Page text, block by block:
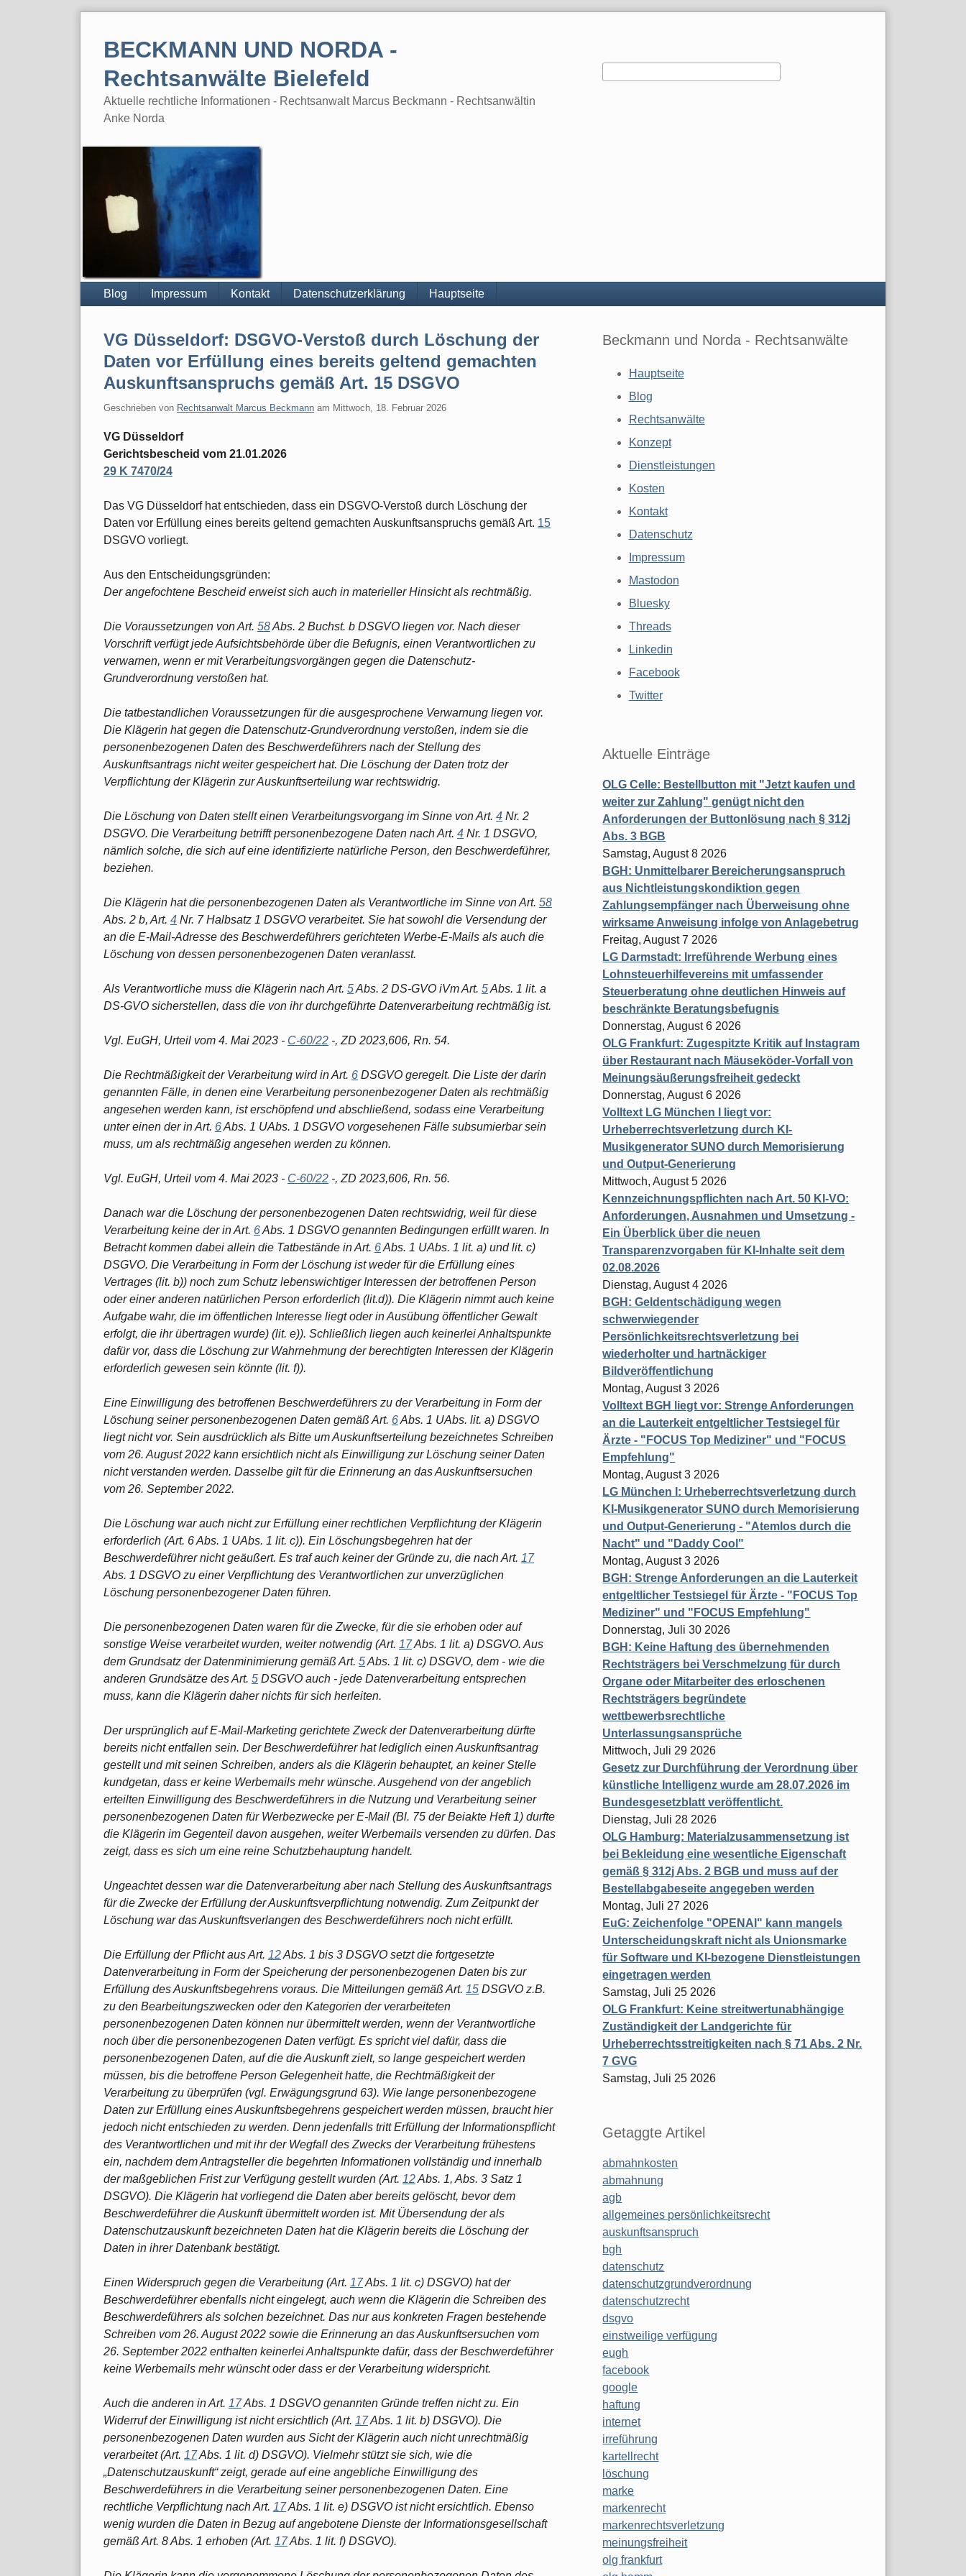
BECKMANN UND NORDA -
Rechtsanwälte Bielefeld
Aktuelle rechtliche Informationen - Rechtsanwalt Marcus Beckmann - Rechtsanwältin
Anke Norda
Blog Impressum Kontakt Datenschutzerklärung Hauptseite
VG Düsseldorf: DSGVO-Verstoß durch Löschung der
Daten vor Erfüllung eines bereits geltend gemachten
Auskunftsanspruchs gemäß Art. 15 DSGVO
Geschrieben von Rechtsanwalt Marcus Beckmann am Mittwoch, 18. Februar 2026
VG Düsseldorf
Gerichtsbescheid vom 21.01.2026
29 K 7470/24
Das VG Düsseldorf hat entschieden, dass ein DSGVO-Verstoß durch Löschung der
Daten vor Erfüllung eines bereits geltend gemachten Auskunftsanspruchs gemäß Art. 15
DSGVO vorliegt.
Aus den Entscheidungsgründen:
Der angefochtene Bescheid erweist sich auch in materieller Hinsicht als rechtmäßig.
Die Voraussetzungen von Art. 58Abs. 2 Buchst. b DSGVO liegen vor. Nach dieser
Vorschrift verfügt jede Aufsichtsbehörde über die Befugnis, einen Verantwortlichen zu
verwarnen, wenn er mit Verarbeitungsvorgängen gegen die Datenschutz-
Grundverordnung verstoßen hat.
Die tatbestandlichen Voraussetzungen für die ausgesprochene Verwarnung liegen vor.
Die Klägerin hat gegen die Datenschutz-Grundverordnung verstoßen, indem sie die
personenbezogenen Daten des Beschwerdeführers nach der Stellung des
Auskunftsantrags nicht weiter gespeichert hat. Die Löschung der Daten trotz der
Verpflichtung der Klägerin zur Auskunftserteilung war rechtswidrig.
Die Löschung von Daten stellt einen Verarbeitungsvorgang im Sinne von Art. 4 Nr. 2
DSGVO. Die Verarbeitung betrifft personenbezogene Daten nach Art. 4 Nr. 1 DSGVO,
nämlich solche, die sich auf eine identifizierte natürliche Person, den Beschwerdeführer,
beziehen.
Die Klägerin hat die personenbezogenen Daten als Verantwortliche im Sinne von Art. 58
Abs. 2 b, Art. 4 Nr. 7 Halbsatz 1 DSGVO verarbeitet. Sie hat sowohl die Versendung der
an die E-Mail-Adresse des Beschwerdeführers gerichteten Werbe-E-Mails als auch die
Löschung von dessen personenbezogenen Daten veranlasst.
Als Verantwortliche muss die Klägerin nach Art. 5Abs. 2 DS-GVO iVm Art. 5Abs. 1 lit. a
DS-GVO sicherstellen, dass die von ihr durchgeführte Datenverarbeitung rechtmäßig ist.
Vgl. EuGH, Urteil vom 4. Mai 2023 - C-60/22 -, ZD 2023,606, Rn. 54.
Die Rechtmäßigkeit der Verarbeitung wird in Art. 6 DSGVO geregelt. Die Liste der darin
genannten Fälle, in denen eine Verarbeitung personenbezogener Daten als rechtmäßig
angesehen werden kann, ist erschöpfend und abschließend, sodass eine Verarbeitung
unter einen der in Art. 6Abs. 1 UAbs. 1 DSGVO vorgesehenen Fälle subsumierbar sein
muss, um als rechtmäßig angesehen werden zu können.
Vgl. EuGH, Urteil vom 4. Mai 2023 - C-60/22 -, ZD 2023,606, Rn. 56.
Danach war die Löschung der personenbezogenen Daten rechtswidrig, weil für diese
Verarbeitung keine der in Art. 6Abs. 1 DSGVO genannten Bedingungen erfüllt waren. In
Betracht kommen dabei allein die Tatbestände in Art. 6Abs. 1 UAbs. 1 lit. a) und lit. c)
DSGVO. Die Verarbeitung in Form der Löschung ist weder für die Erfüllung eines
Vertrages (lit. b)) noch zum Schutz lebenswichtiger Interessen der betroffenen Person
oder einer anderen natürlichen Person erforderlich (lit.d)). Die Klägerin nimmt auch keine
Aufgabe wahr, die im öffentlichen Interesse liegt oder in Ausübung öffentlicher Gewalt
erfolgt, die ihr übertragen wurde) (lit. e)). Schließlich liegen auch keinerlei Anhaltspunkte
dafür vor, dass die Löschung zur Wahrnehmung der berechtigten Interessen der Klägerin
erforderlich gewesen sein könnte (lit. f)).
Eine Einwilligung des betroffenen Beschwerdeführers zu der Verarbeitung in Form der
Löschung seiner personenbezogenen Daten gemäß Art. 6Abs. 1 UAbs. lit. a) DSGVO
liegt nicht vor. Sein ausdrücklich als Bitte um Auskunftserteilung bezeichnetes Schreiben
vom 26. August 2022 kann ersichtlich nicht als Einwilligung zur Löschung seiner Daten
nicht verstanden werden. Dasselbe gilt für die Erinnerung an das Auskunftsersuchen
vom 26. September 2022.
Die Löschung war auch nicht zur Erfüllung einer rechtlichen Verpflichtung der Klägerin
erforderlich (Art. 6 Abs. 1 UAbs. 1 lit. c)). Ein Löschungsbegehren hat der
Beschwerdeführer nicht geäußert. Es traf auch keiner der Gründe zu, die nach Art. 17
Abs. 1 DSGVO zu einer Verpflichtung des Verantwortlichen zur unverzüglichen
Löschung personenbezogener Daten führen.
Die personenbezogenen Daten waren für die Zwecke, für die sie erhoben oder auf
sonstige Weise verarbeitet wurden, weiter notwendig (Art. 17Abs. 1 lit. a) DSGVO. Aus
dem Grundsatz der Datenminimierung gemäß Art. 5Abs. 1 lit. c) DSGVO, dem - wie die
anderen Grundsätze des Art. 5 DSGVO auch - jede Datenverarbeitung entsprechen
muss, kann die Klägerin daher nichts für sich herleiten.
Der ursprünglich auf E-Mail-Marketing gerichtete Zweck der Datenverarbeitung dürfte
bereits nicht entfallen sein. Der Beschwerdeführer hat lediglich einen Auskunftsantrag
gestellt und mit seinen Schreiben, anders als die Klägerin behauptet, an keiner Stelle
kundgetan, dass er keine Werbemails mehr wünsche. Ausgehend von der angeblich
erteilten Einwilligung des Beschwerdeführers in die Nutzung und Verarbeitung seiner
personenbezogenen Daten für Werbezwecke per E-Mail (Bl. 75 der Beiakte Heft 1) durfte
die Klägerin im Gegenteil davon ausgehen, weiter Werbemails versenden zu dürfen. Das
zeigt, dass es sich um eine reine Schutzbehauptung handelt.
Ungeachtet dessen war die Datenverarbeitung aber nach Stellung des Auskunftsantrags
für die Zwecke der Erfüllung der Auskunftsverpflichtung notwendig. Zum Zeitpunkt der
Löschung war das Auskunftsverlangen des Beschwerdeführers noch nicht erfüllt.
Die Erfüllung der Pflicht aus Art. 12Abs. 1 bis 3 DSGVO setzt die fortgesetzte
Datenverarbeitung in Form der Speicherung der personenbezogenen Daten bis zur
Erfüllung des Auskunftsbegehrens voraus. Die Mitteilungen gemäß Art. 15 DSGVO z.B.
zu den Bearbeitungszwecken oder den Kategorien der verarbeiteten
personenbezogenen Daten können nur übermittelt werden, wenn der Verantwortliche
noch über die personenbezogenen Daten verfügt. Es spricht viel dafür, dass die
personenbezogenen Daten, auf die die Auskunft zielt, so lange gespeichert werden
müssen, bis die betroffene Person Gelegenheit hatte, die Rechtmäßigkeit der
Verarbeitung zu überprüfen (vgl. Erwägungsgrund 63). Wie lange personenbezogene
Daten zur Erfüllung eines Auskunftsbegehrens gespeichert werden müssen, braucht hier
jedoch nicht entschieden zu werden. Denn jedenfalls tritt Erfüllung der Informationspflicht
des Verantwortlichen und mit ihr der Wegfall des Zwecks der Verarbeitung frühestens
ein, nachdem dem Antragsteller die begehrten Informationen vollständig und innerhalb
der maßgeblichen Frist zur Verfügung gestellt wurden (Art. 12Abs. 1, Abs. 3 Satz 1
DSGVO). Die Klägerin hat vorliegend die Daten aber bereits gelöscht, bevor dem
Beschwerdeführer die Auskunft übermittelt worden ist. Mit Übersendung der als
Datenschutzauskunft bezeichneten Daten hat die Klägerin bereits die Löschung der
Daten in ihrer Datenbank bestätigt.
Einen Widerspruch gegen die Verarbeitung (Art. 17Abs. 1 lit. c) DSGVO) hat der
Beschwerdeführer ebenfalls nicht eingelegt, auch wenn die Klägerin die Schreiben des
Beschwerdeführers als solchen bezeichnet. Das nur aus konkreten Fragen bestehende
Schreiben vom 26. August 2022 sowie die Erinnerung an das Auskunftsersuchen vom
26. September 2022 enthalten keinerlei Anhaltspunkte dafür, dass der Beschwerdeführer
keine Werbemails mehr wünscht oder dass er der Verarbeitung widerspricht.
Auch die anderen in Art. 17Abs. 1 DSGVO genannten Gründe treffen nicht zu. Ein
Widerruf der Einwilligung ist nicht ersichtlich (Art. 17Abs. 1 lit. b) DSGVO). Die
personenbezogenen Daten wurden aus Sicht der Klägerin auch nicht unrechtmäßig
verarbeitet (Art. 17Abs. 1 lit. d) DSGVO). Vielmehr stützt sie sich, wie die
„Datenschutzauskunft“ zeigt, gerade auf eine angebliche Einwilligung des
Beschwerdeführers in die Verarbeitung seiner personenbezogenen Daten. Eine
rechtliche Verpflichtung nach Art. 17Abs. 1 lit. e) DSGVO ist nicht ersichtlich. Ebenso
wenig wurden die Daten in Bezug auf angebotene Dienste der Informationsgesellschaft
gemäß Art. 8 Abs. 1 erhoben (Art. 17Abs. 1 lit. f) DSGVO).
Beckmann und Norda - Rechtsanwälte
Hauptseite
Blog
Rechtsanwälte
Konzept
Dienstleistungen
Kosten
Kontakt
Datenschutz
Impressum
Mastodon
Bluesky
Threads
Linkedin
Facebook
Twitter
Aktuelle Einträge
OLG Celle: Bestellbutton mit "Jetzt kaufen und
weiter zur Zahlung" genügt nicht den
Anforderungen der Buttonlösung nach § 312j
Abs. 3 BGB
Samstag, August 8 2026
BGH: Unmittelbarer Bereicherungsanspruch
aus Nichtleistungskondiktion gegen
Zahlungsempfänger nach Überweisung ohne
wirksame Anweisung infolge von Anlagebetrug
Freitag, August 7 2026
LG Darmstadt: Irreführende Werbung eines
Lohnsteuerhilfevereins mit umfassender
Steuerberatung ohne deutlichen Hinweis auf
beschränkte Beratungsbefugnis
Donnerstag, August 6 2026
OLG Frankfurt: Zugespitzte Kritik auf Instagram
über Restaurant nach Mäuseköder-Vorfall von
Meinungsäußerungsfreiheit gedeckt
Donnerstag, August 6 2026
Volltext LG München I liegt vor:
Urheberrechtsverletzung durch KI-
Musikgenerator SUNO durch Memorisierung
und Output-Generierung
Mittwoch, August 5 2026
Kennzeichnungspflichten nach Art. 50 KI-VO:
Anforderungen, Ausnahmen und Umsetzung -
Ein Überblick über die neuen
Transparenzvorgaben für KI-Inhalte seit dem
02.08.2026
Dienstag, August 4 2026
BGH: Geldentschädigung wegen
schwerwiegender
Persönlichkeitsrechtsverletzung bei
wiederholter und hartnäckiger
Bildveröffentlichung
Montag, August 3 2026
Volltext BGH liegt vor: Strenge Anforderungen
an die Lauterkeit entgeltlicher Testsiegel für
Ärzte - "FOCUS Top Mediziner" und "FOCUS
Empfehlung"
Montag, August 3 2026
LG München I: Urheberrechtsverletzung durch
KI-Musikgenerator SUNO durch Memorisierung
und Output-Generierung - "Atemlos durch die
Nacht" und "Daddy Cool"
Montag, August 3 2026
BGH: Strenge Anforderungen an die Lauterkeit
entgeltlicher Testsiegel für Ärzte - "FOCUS Top
Mediziner" und "FOCUS Empfehlung"
Donnerstag, Juli 30 2026
BGH: Keine Haftung des übernehmenden
Rechtsträgers bei Verschmelzung für durch
Organe oder Mitarbeiter des erloschenen
Rechtsträgers begründete
wettbewerbsrechtliche
Unterlassungsansprüche
Mittwoch, Juli 29 2026
Gesetz zur Durchführung der Verordnung über
künstliche Intelligenz wurde am 28.07.2026 im
Bundesgesetzblatt veröffentlicht.
Dienstag, Juli 28 2026
OLG Hamburg: Materialzusammensetzung ist
bei Bekleidung eine wesentliche Eigenschaft
gemäß § 312j Abs. 2 BGB und muss auf der
Bestellabgabeseite angegeben werden
Montag, Juli 27 2026
EuG: Zeichenfolge "OPENAI" kann mangels
Unterscheidungskraft nicht als Unionsmarke
für Software und KI-bezogene Dienstleistungen
eingetragen werden
Samstag, Juli 25 2026
OLG Frankfurt: Keine streitwertunabhängige
Zuständigkeit der Landgerichte für
Urheberrechtsstreitigkeiten nach § 71 Abs. 2 Nr.
7 GVG
Samstag, Juli 25 2026
Getaggte Artikel
abmahnkosten
abmahnung
agb
allgemeines persönlichkeitsrecht
auskunftsanspruch
bgh
datenschutz
datenschutzgrundverordnung
datenschutzrecht
dsgvo
einstweilige verfügung
eugh
facebook
google
haftung
internet
irreführung
kartellrecht
löschung
marke
markenrecht
markenrechtsverletzung
meinungsfreiheit
olg frankfurt